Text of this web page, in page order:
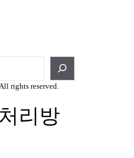
rights reserved.
리방